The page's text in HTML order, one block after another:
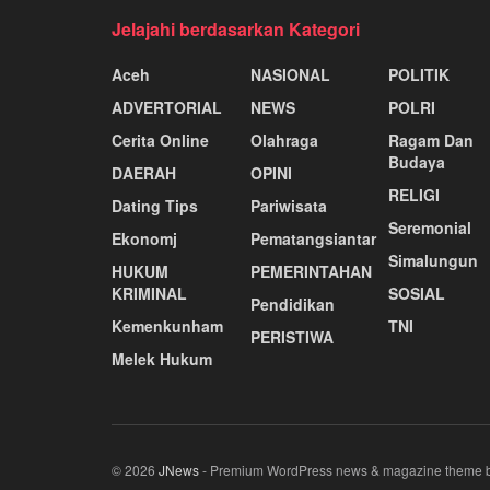
Jelajahi berdasarkan Kategori
Aceh
ADVERTORIAL
Cerita Online
DAERAH
Dating Tips
Ekonomj
HUKUM
KRIMINAL
Kemenkunham
Melek Hukum
NASIONAL
NEWS
Olahraga
OPINI
Pariwisata
Pematangsiantar
PEMERINTAHAN
Pendidikan
PERISTIWA
POLITIK
POLRI
Ragam Dan
Budaya
RELIGI
Seremonial
Simalungun
SOSIAL
TNI
© 2026 JNews- Premium WordPress news & magazine theme